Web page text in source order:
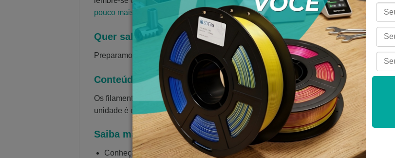
pouco mais sobre a 3D Fila em nossa página Institucional.
Quer saber mais sobre Impressão com Filamento PLA para
Preparamos o artigo mais completo que já existiu aqui
Conteúdo
Os filamentos são enrolados em carretéis de 1,0kg e embalados em saco zip lock,
unidade é embalada em caixa com identificação do material informando espessura,
Saiba mais sobre filamento 3d
Conheça todos osnossos filamentos aqui.